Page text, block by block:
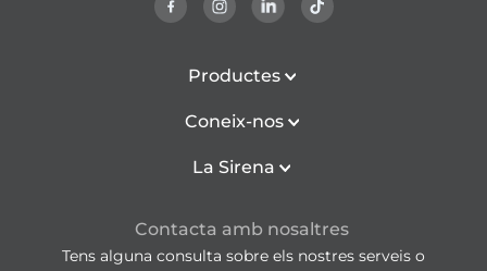
Productes
Coneix-nos
La Sirena
Contacta amb nosaltres
Tens alguna consulta sobre els nostres serveis o